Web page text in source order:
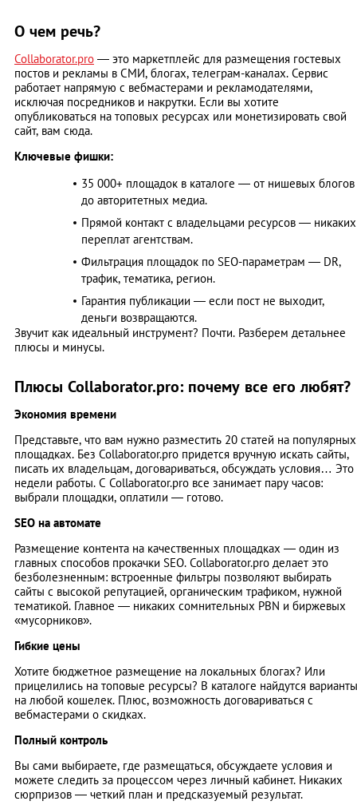
О чем речь?
Collaborator.pro — это маркетплейс для размещения гостевых
постов и рекламы в СМИ, блогах, телеграм-каналах. Сервис
работает напрямую с вебмастерами и рекламодателями,
исключая посредников и накрутки. Если вы хотите
опубликоваться на топовых ресурсах или монетизировать свой
сайт, вам сюда.
Ключевые фишки:
35 000+ площадок в каталоге — от нишевых блогов
до авторитетных медиа.
Прямой контакт с владельцами ресурсов — никаких
переплат агентствам.
Фильтрация площадок по SEO-параметрам — DR,
трафик, тематика, регион.
Гарантия публикации — если пост не выходит,
деньги возвращаются.
Звучит как идеальный инструмент? Почти. Разберем детальнее
плюсы и минусы.
Плюсы Collaborator.pro: почему все его любят?
Экономия времени
Представьте, что вам нужно разместить 20 статей на популярных
площадках. Без Collaborator.pro придется вручную искать сайты,
писать их владельцам, договариваться, обсуждать условия… Это
недели работы. С Collaborator.pro все занимает пару часов:
выбрали площадки, оплатили — готово.
SEO на автомате
Размещение контента на качественных площадках — один из
главных способов прокачки SEO. Collaborator.pro делает это
безболезненным: встроенные фильтры позволяют выбирать
сайты с высокой репутацией, органическим трафиком, нужной
тематикой. Главное — никаких сомнительных PBN и биржевых
«мусорников».
Гибкие цены
Хотите бюджетное размещение на локальных блогах? Или
прицелились на топовые ресурсы? В каталоге найдутся варианты
на любой кошелек. Плюс, возможность договариваться с
вебмастерами о скидках.
Полный контроль
Вы сами выбираете, где размещаться, обсуждаете условия и
можете следить за процессом через личный кабинет. Никаких
сюрпризов — четкий план и предсказуемый результат.